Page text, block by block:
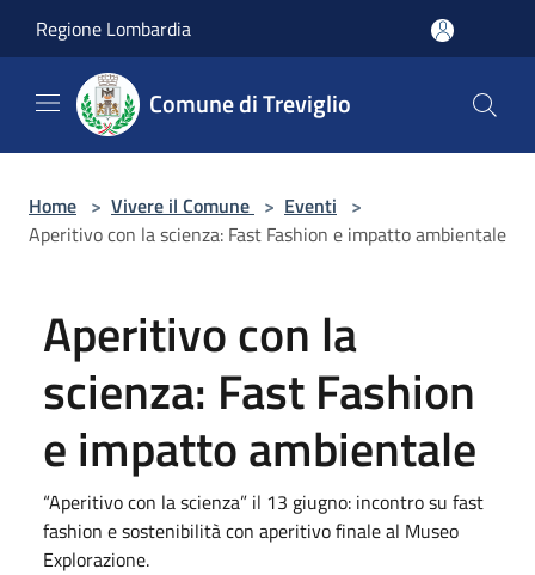
Regione Lombardia
Comune di Treviglio
Home > Vivere il Comune > Eventi >
Aperitivo con la scienza: Fast Fashion e impatto ambientale
Aperitivo con la
scienza: Fast Fashion
e impatto ambientale
“Aperitivo con la scienza” il 13 giugno: incontro su fast
fashion e sostenibilità con aperitivo finale al Museo
Explorazione.